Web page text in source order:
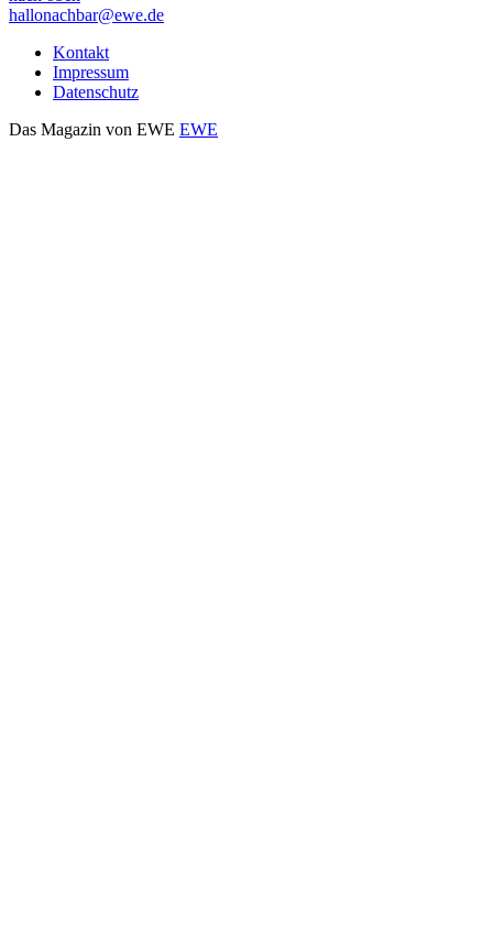
hallonachbar@ewe.de
Kontakt
Impressum
Datenschutz
Das Magazin von EWE EWE